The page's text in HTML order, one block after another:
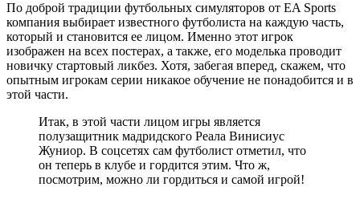
По доброй традиции футбольных симуляторов от EA Sports
компания выбирает известного футболиста на каждую часть,
который и становится ее лицом. Именно этот игрок
изображен на всех постерах, а также, его моделька проводит
новичку стартовый ликбез. Хотя, забегая вперед, скажем, что
опытным игрокам серии никакое обучение не понадобится и в
этой части.
Итак, в этой части лицом игры является
полузащитник мадридского Реала Винисиус
Жуниор. В соцсетях сам футболист отметил, что
он теперь в клубе и гордится этим. Что ж,
посмотрим, можно ли гордиться и самой игрой!